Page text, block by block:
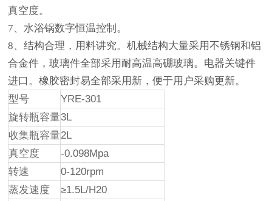
真空度。
7、水浴锅数字恒温控制。
8、结构合理，用料讲究。机械结构大量采用不锈钢和铝
合金件，玻璃件全部采用耐高温高硼玻璃。电器关键件
进口。橡胶密封易全部采用新，便于用户采购更新。
型号
YRE-301
旋转瓶容量3L
收集瓶容量2L
真空度
-0.098Mpa
转速
0-120rpm
蒸发速度
≥1.5L/H20